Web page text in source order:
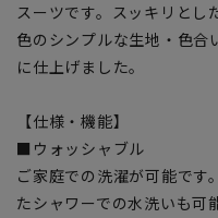
スーツです。スッキリとし
色のシンプルな生地・色合
に仕上げました。
【仕様・機能】
■ウォッシャブル
ご家庭での洗濯が可能です
たシャワーでの水洗いも可